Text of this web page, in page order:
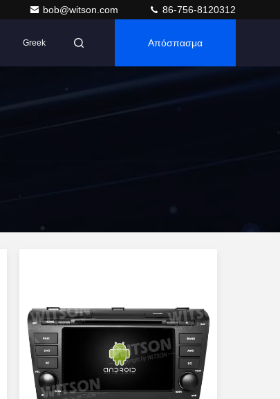
bob@witson.com 86-756-8120312
Greek Απόσπασμα